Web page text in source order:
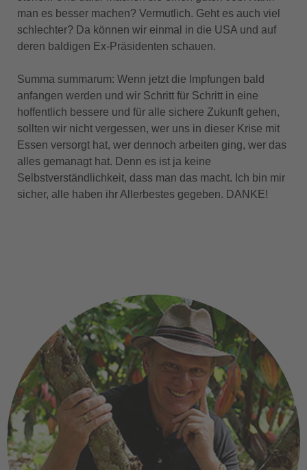
man es besser machen? Vermutlich. Geht es auch viel
schlechter? Da können wir einmal in die USA und auf
deren baldigen Ex-Präsidenten schauen.
Summa summarum: Wenn jetzt die Impfungen bald
anfangen werden und wir Schritt für Schritt in eine
hoffentlich bessere und für alle sichere Zukunft gehen,
sollten wir nicht vergessen, wer uns in dieser Krise mit
Essen versorgt hat, wer dennoch arbeiten ging, wer das
alles gemanagt hat. Denn es ist ja keine
Selbstverständlichkeit, dass man das macht. Ich bin mir
sicher, alle haben ihr Allerbestes gegeben. DANKE!